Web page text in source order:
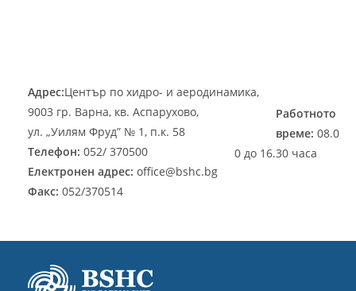
Адрес:Център по хидро- и аеродинамика,
9003 гр. Варна, кв. Аспарухово,
ул. „Уилям Фруд” № 1, п.к. 58
Телeфон: 052/ 370500
Електронен адрес: office@bshc.bg
Факс: 052/370514
Работното
време: 08.0
0 до 16.30 часа